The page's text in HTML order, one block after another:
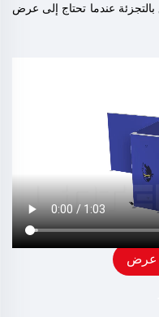
عندما تحتاج إلى عرض
عرض